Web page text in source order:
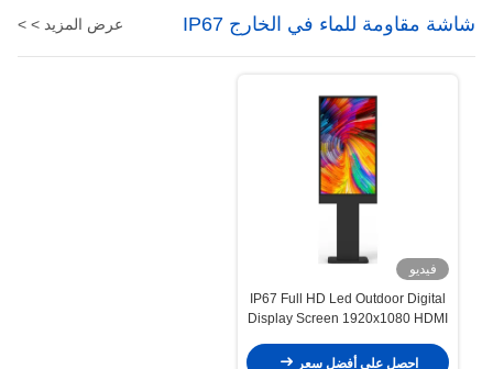
شاشة مقاومة للماء في الخارج IP67 عرض المزيد > >
فيديو
IP67 Full HD Led Outdoor Digital
Display Screen 1920x1080 HDMI
احصل على أفضل سعر